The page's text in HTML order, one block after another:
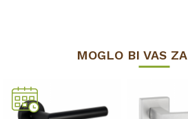
MOGLO BI VAS